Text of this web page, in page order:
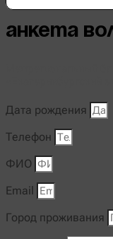
Анкета
Дата рождения
Телефон
ФИО
Email
Город проживания